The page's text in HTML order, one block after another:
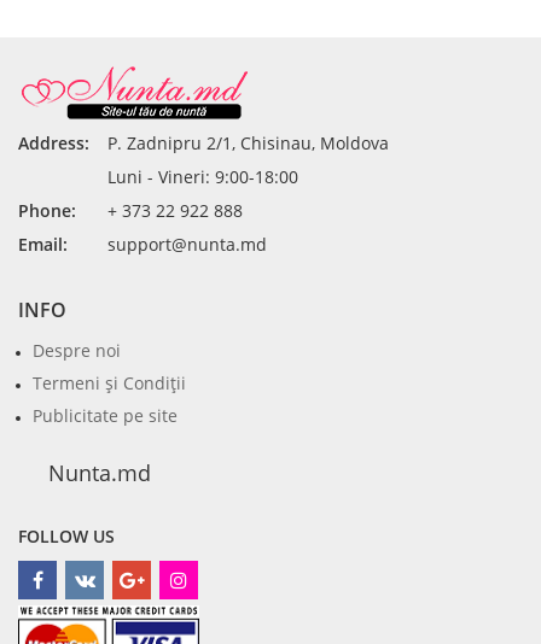
Address:
P. Zadnipru 2/1, Chisinau, Moldova
Luni - Vineri: 9:00-18:00
Phone:
+ 373 22 922 888
Email:
support@nunta.md
INFO
Despre noi
Termeni şi Condiţii
Publicitate pe site
Nunta.md
FOLLOW US